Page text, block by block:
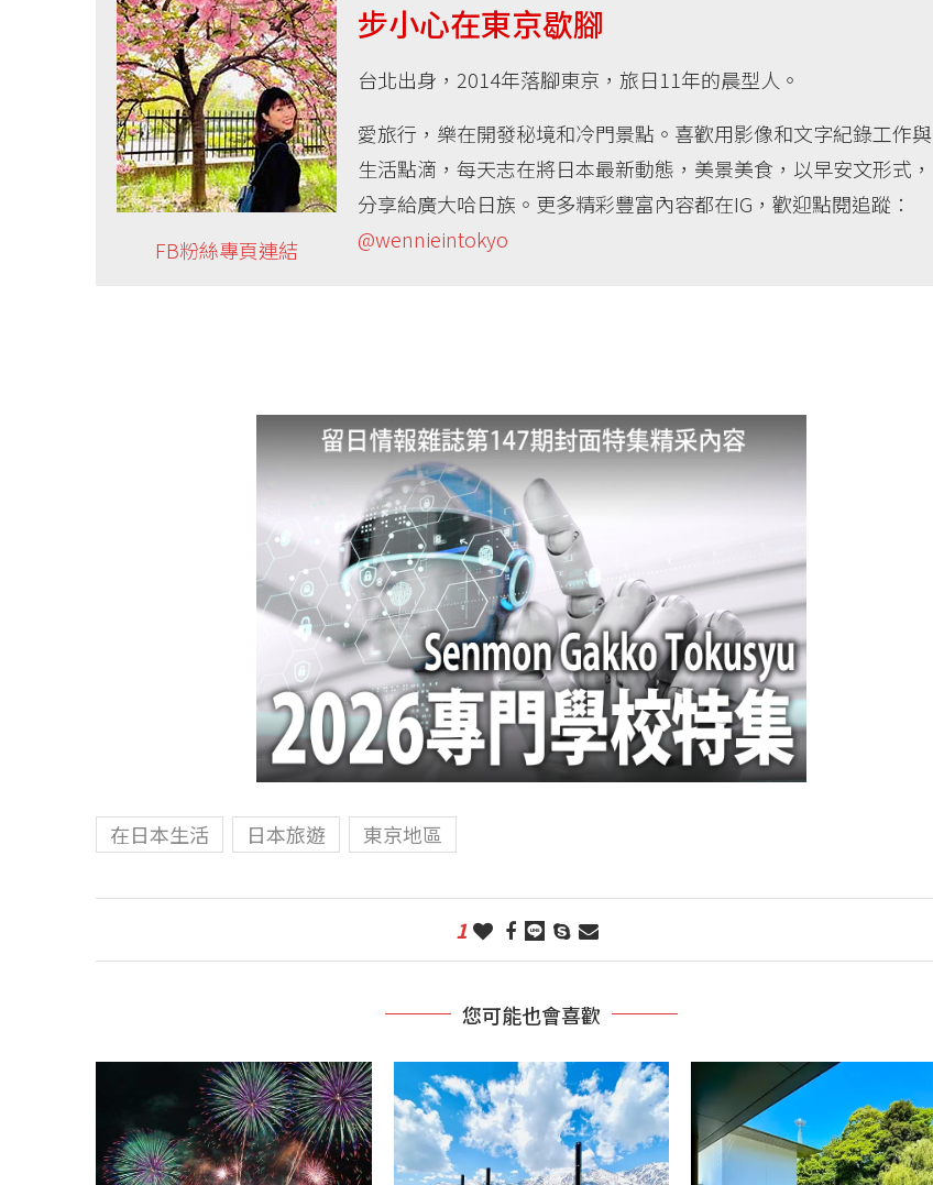
FB粉絲專頁連結
步小心在東京歇腳
台北出身，2014年落腳東京，旅日11年的晨型人。
愛旅行，樂在開發秘境和冷門景點。喜歡用影像和文字紀錄工作與
生活點滴，每天志在將日本最新動態，美景美食，以早安文形式，
分享給廣大哈日族。更多精彩豐富內容都在IG，歡迎點閱追蹤：
@wennieintokyo
在日本生活 日本旅遊 東京地區
1
您可能也會喜歡